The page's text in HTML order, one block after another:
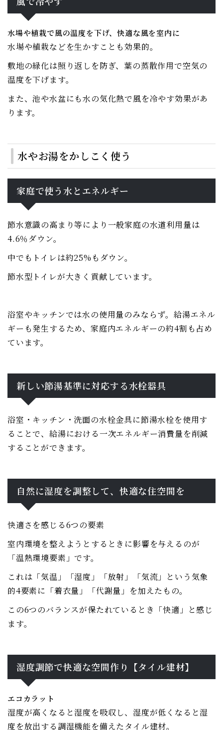
水場や植栽で風の温度を下げ、快適な風を室内に
水場や植栽などを生かすことも効果的。
敷地の緑化は照り返しを防ぎ、葉の蒸散作用で空気の
温度を下げます。
また、池や水盆にも水の気化熱で風を冷やす効果があ
ります。
水やお湯をかしこく使う
家庭で使う水とエネルギー
節水意識の高まり等により一般家庭の水道利用量は
4.6％ダウン。
中でもトイレは約25%もダウン。
節水型トイレが大きく貢献しています。
浴室やキッチンでは水の使用量のみならず。給湯エネル
ギーも発生するため、家庭内エネルギーの約4割も占め
ています。
新しい節湯基準に対応する水栓器具
浴室・キッチン・洗面の水栓金具に節湯水栓を使用す
ることで、給湯における一次エネルギー消費量を削減
することができます。
自然に湿度を調整して、快適な住空間を
快適さを感じる6つの要素
室内環境を整えようとするときに影響を与えるのが
「温熱環境要素」です。
これは「気温」「湿度」「放射」「気流」という気象
的4要素に「着衣量」「代謝量」を加えたもの。
この6つのバランスが保たれているとき「快適」と感じ
ます。
湿度調節で快適な空間作り【タイル建材】
エコカラット
湿度が高くなると湿度を吸収し、湿度が低くなると湿
度を放出する調湿機能を備えたタイル建材。